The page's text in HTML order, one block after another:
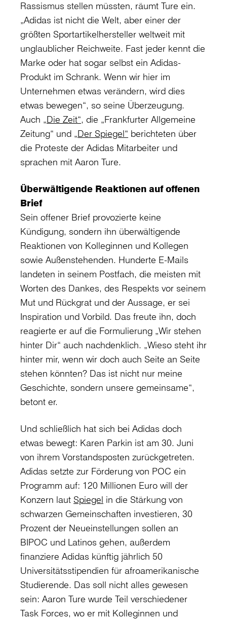
Rassismus stellen müssten, räumt Ture ein.
„Adidas ist nicht die Welt, aber einer der
größten Sportartikelhersteller weltweit mit
unglaublicher Reichweite. Fast jeder kennt die
Marke oder hat sogar selbst ein Adidas-
Produkt im Schrank. Wenn wir hier im
Unternehmen etwas verändern, wird dies
etwas bewegen“, so seine Überzeugung.
Auch „Die Zeit“, die „Frankfurter Allgemeine
Zeitung“ und „Der Spiegel“ berichteten über
die Proteste der Adidas Mitarbeiter und
sprachen mit Aaron Ture.
Überwältigende Reaktionen auf offenen
Brief
Sein offener Brief provozierte keine
Kündigung, sondern ihn überwältigende
Reaktionen von Kolleginnen und Kollegen
sowie Außenstehenden. Hunderte E-Mails
landeten in seinem Postfach, die meisten mit
Worten des Dankes, des Respekts vor seinem
Mut und Rückgrat und der Aussage, er sei
Inspiration und Vorbild. Das freute ihn, doch
reagierte er auf die Formulierung „Wir stehen
hinter Dir“ auch nachdenklich. „Wieso steht ihr
hinter mir, wenn wir doch auch Seite an Seite
stehen könnten? Das ist nicht nur meine
Geschichte, sondern unsere gemeinsame“,
betont er.
Und schließlich hat sich bei Adidas doch
etwas bewegt: Karen Parkin ist am 30. Juni
von ihrem Vorstandsposten zurückgetreten.
Adidas setzte zur Förderung von POC ein
Programm auf: 120 Millionen Euro will der
Konzern laut Spiegel in die Stärkung von
schwarzen Gemeinschaften investieren, 30
Prozent der Neueinstellungen sollen an
BIPOC und Latinos gehen, außerdem
finanziere Adidas künftig jährlich 50
Universitätsstipendien für afroamerikanische
Studierende. Das soll nicht alles gewesen
sein: Aaron Ture wurde Teil verschiedener
Task Forces, wo er mit Kolleginnen und